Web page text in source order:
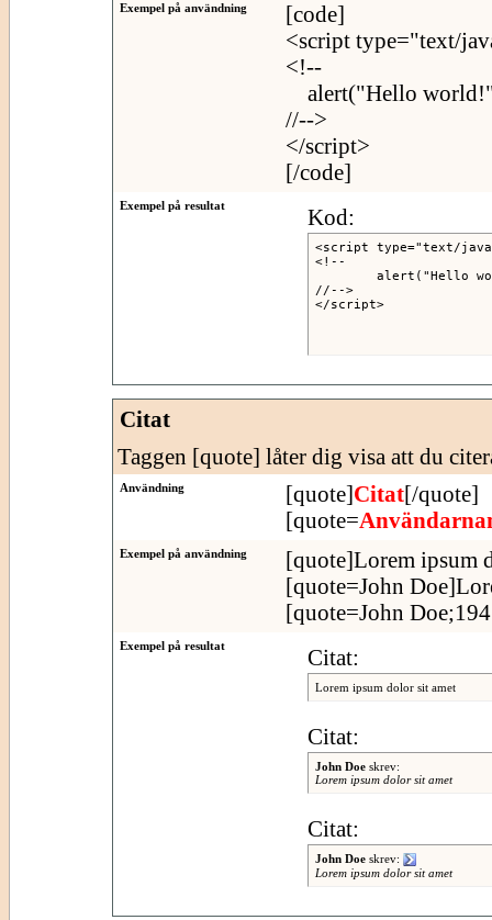
Exempel på användning
[code]
<script type="text/
<!--
alert("Hello
//-->
</script>
[/code]
Exempel på resultat Kod:
<script type="text/
<!--
//-->
</script>
Citat
Taggen [quote] låter dig visa att du
Användning [quote]Citat[/quote]
[quote=
Exempel på användning
[quote]Lorem ipsum
[quote=John
[quote=John
Exempel på resultat Citat:
Lorem ipsum dolor sit amet
Citat:
John Doeskrev:
Lorem ipsum dolor sit amet
Citat:
John Doeskrev:
Lorem ipsum dolor sit amet